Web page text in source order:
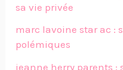
sa vie privée
marc lavoine star ac :
polémiques
jeanne herry parents :